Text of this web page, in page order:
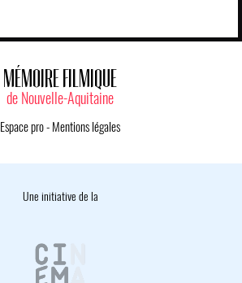
MÉMOIRE FILMIQUE
de Nouvelle-Aquitaine
Espace pro- Mentions légales
Une initiative de la